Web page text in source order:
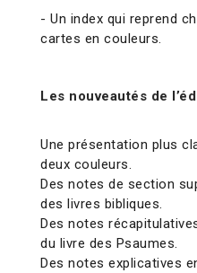
- Un index qui reprend
cartes en couleurs.
Les nouveautés de
Une présentation plus
deux couleurs.
Des notes de section
des livres bibliques.
Des notes
du livre des Psaumes.
Des notes explicatives